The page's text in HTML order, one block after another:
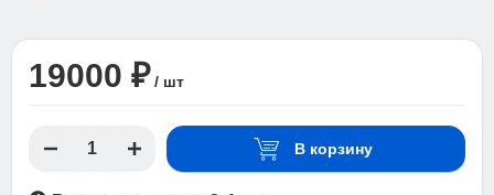
19000 ₽ / шт
В корзину